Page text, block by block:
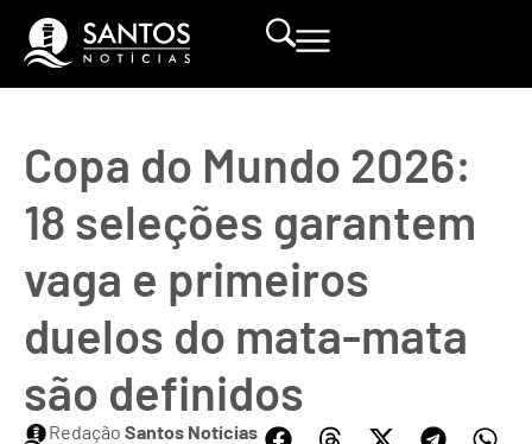
Copa do Mundo 2026:
18 seleções garantem
vaga e primeiros
duelos do mata-mata
são definidos
Redação Santos Notícias